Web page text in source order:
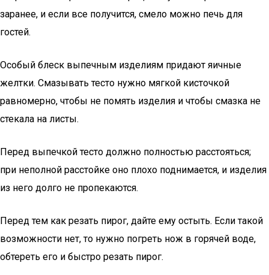
заранее, и если все получится, смело можно печь для
гостей.
Особый блеск выпечным изделиям придают яичные
желтки. Смазывать тесто нужно мягкой кисточкой
равномерно, чтобы не помять изделия и чтобы смазка не
стекала на листы.
Перед выпечкой тесто должно полностью расстояться;
при неполной расстойке оно плохо поднимается, и изделия
из него долго не пропекаются.
Перед тем как резать пирог, дайте ему остыть. Если такой
возможности нет, то нужно погреть нож в горячей воде,
обтереть его и быстро резать пирог.